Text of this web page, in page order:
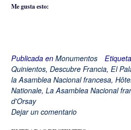
Me gusta esto:
Publicada en Monumentos
Quinientos, Descubre Francia, El
la Asamblea Nacional francesa,
Nationale, La Asamblea Nacional
d'Orsay
Dejar un comentario